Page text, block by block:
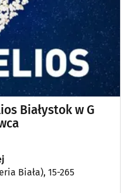
(13)
Białystok w G
Biała), 15-265